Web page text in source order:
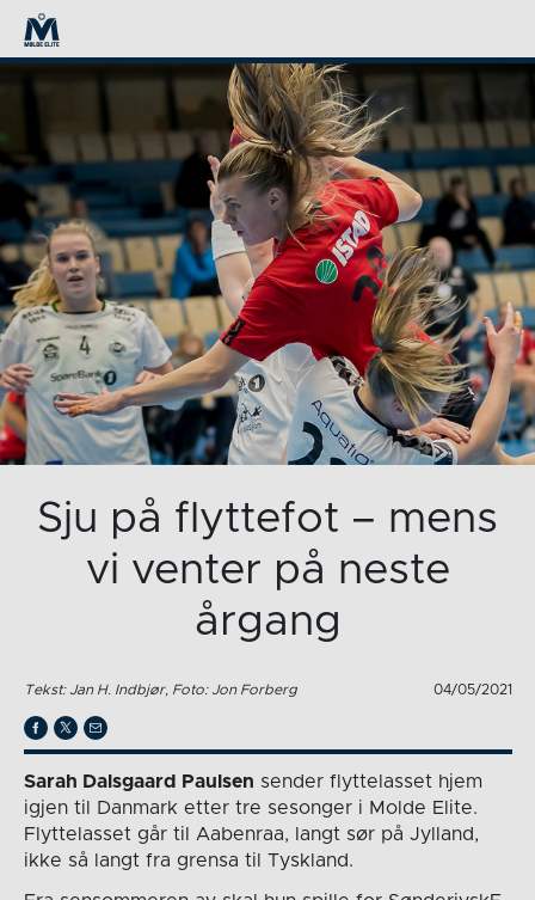
Sju på flyttefot – mens
vi venter på neste
årgang
Tekst: Jan H. Indbjør, Foto: Jon Forberg 04/05/2021
Sarah Dalsgaard Paulsen sender flyttelasset hjem
igjen til Danmark etter tre sesonger i Molde Elite.
Flyttelasset går til Aabenraa, langt sør på Jylland,
ikke så langt fra grensa til Tyskland.